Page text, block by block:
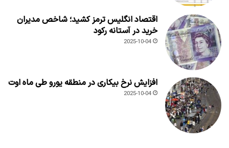
اقتصاد انگلیس ترمز کشید؛ شاخص مدیران
خرید در آستانه رکود
2025-10-04
افزایش نرخ بیکاری در منطقه یورو طی ماه اوت
2025-10-04